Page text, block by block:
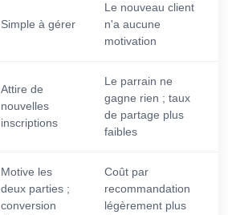
Simple à gérer
Le nouveau client
n'a aucune
motivation
Attire de
nouvelles
inscriptions
Le parrain ne
gagne rien ; taux
de partage plus
faibles
Motive les
deux parties ;
conversion
Coût par
recommandation
légèrement plus